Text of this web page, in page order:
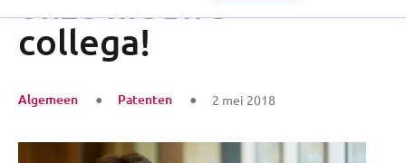
collega!
Algemeen Patenten 2 mei 2018